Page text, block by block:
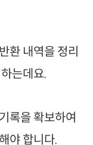
환 내역을 정리
는데요.
록을 확보하여
야 합니다.